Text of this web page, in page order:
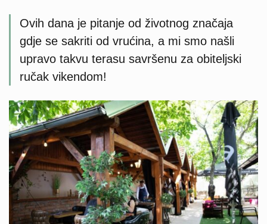
Ovih dana je pitanje od životnog značaja
gdje se sakriti od vrućina, a mi smo našli
upravo takvu terasu savršenu za obiteljski
ručak vikendom!